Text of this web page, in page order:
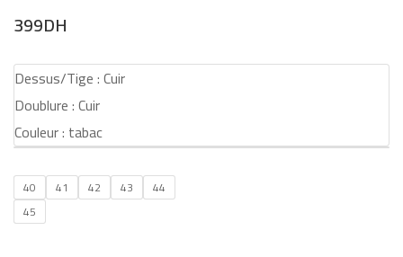
cuir
1
cuir
399DH
Dessus/Tige : Cuir
Doublure : Cuir
Couleur : tabac
40 41 42 43
44
45